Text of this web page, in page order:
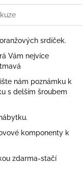
srdíček.
Vám nejvíce
nám poznámku k
s delším šroubem
komponenty k
zdarma-stačí